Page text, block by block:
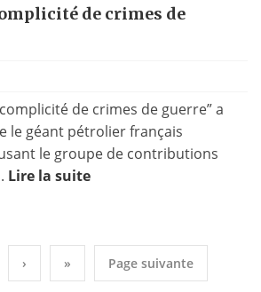
de crimes de
de crimes de guerre” a
le géant pétrolier français
le groupe de contributions
Lire la suite
› » Page suivante